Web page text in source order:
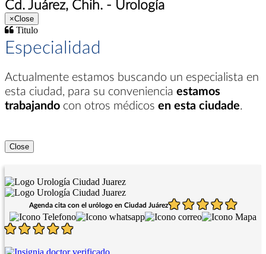
Cd. Juárez, Chih. - Urología
×Close
Titulo
Especialidad
Actualmente estamos buscando un especialista en
esta ciudad, para su conveniencia estamos
trabajando con otros médicos en esta ciudade.
Close
Agenda cita con el urólogo en Ciudad Juárez